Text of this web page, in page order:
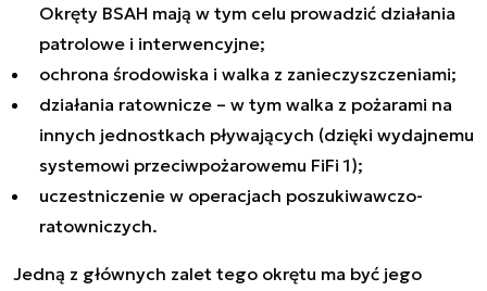
Okręty BSAH mają w tym celu prowadzić działania
patrolowe i interwencyjne;
ochrona środowiska i walka z zanieczyszczeniami;
działania ratownicze – w tym walka z pożarami na
innych jednostkach pływających (dzięki wydajnemu
systemowi przeciwpożarowemu FiFi 1);
uczestniczenie w operacjach poszukiwawczo-
ratowniczych.
Jedną z głównych zalet tego okrętu ma być jego